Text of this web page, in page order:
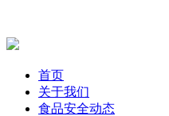
首页
关于我们
食品安全动态